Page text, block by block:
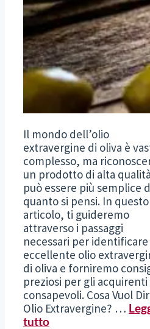
Il mondo dell’olio
extravergine di oliva è
complesso, ma
un prodotto di alta qualità
può essere più semplice
quanto si pensi. In questo
articolo, ti guideremo
attraverso i passaggi
necessari per
eccellente olio
di oliva e forniremo
preziosi per gli acquirenti
consapevoli. Cosa Vuol
Olio Extravergine? …
tutto